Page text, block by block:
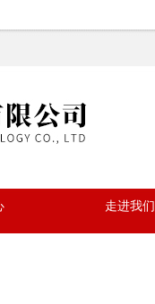
走进我们